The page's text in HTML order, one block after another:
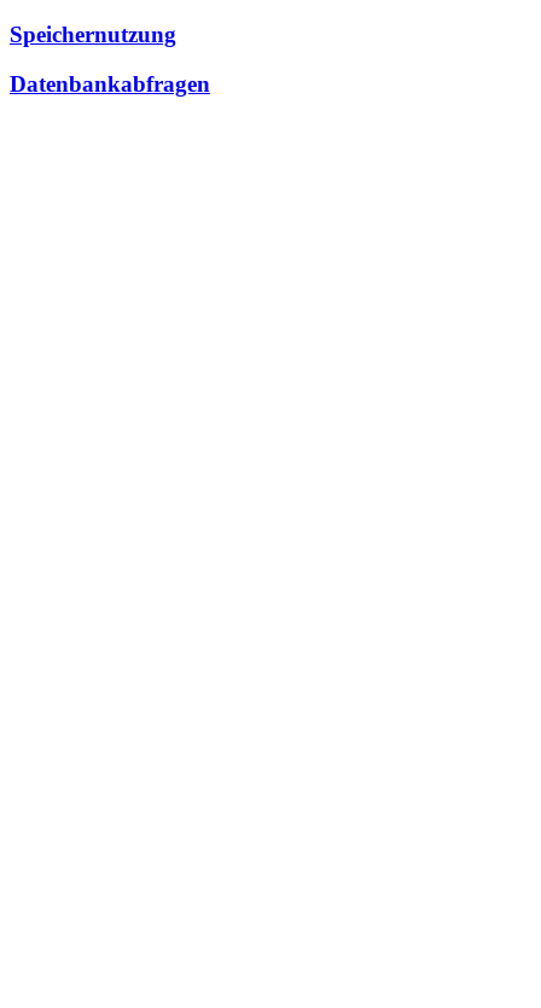
Speichernutzung
Datenbankabfragen